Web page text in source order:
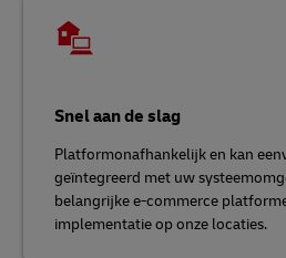
Snel aan de slag
Platformonafhankelijk en kan
geïntegreerd met uw
belangrijke e-commerce
implementatie op onze locaties.